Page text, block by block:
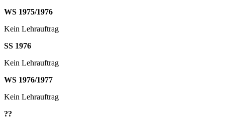
WS 1975/1976
Kein Lehrauftrag
SS 1976
Kein Lehrauftrag
WS 1976/1977
Kein Lehrauftrag
??